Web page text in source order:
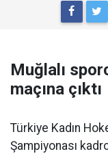
Muğlalı
maçına çıktı
Türkiye Kadın
Şampiyonası